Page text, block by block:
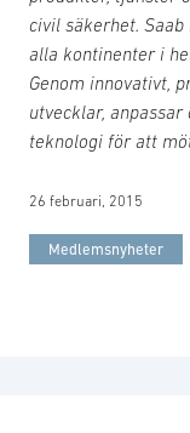
civil säkerhet.
alla kontinenter i
Genom innovativt,
utvecklar,
teknologi för att
26 februari, 2015
Medlemsnyheter